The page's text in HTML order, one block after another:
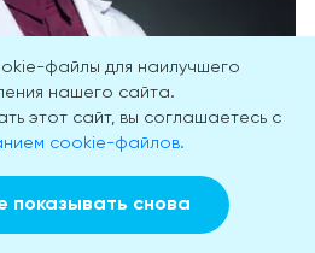
файлы для наилучшего
нашего сайта.
этот сайт, вы соглашаетесь с
cookie-файлов.
показывать снова
Вызвать врача на дом